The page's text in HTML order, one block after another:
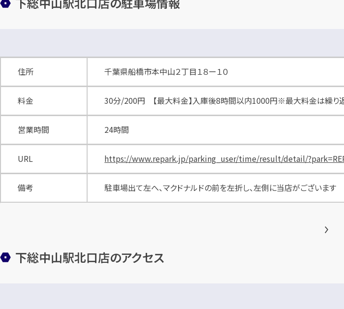
住所 千葉県船橋市本中山２丁目１８ー１０
料金 30分/200円 【最大料金】入庫後8時間以内1000円※最大料金は繰り
営業時間 24時間
URL https://www.repark.jp/parking_user/time/result/detail/
備考 駐車場出て左へ、マクドナルドの前を左折し、左側に当店がございます
下総中山駅北口店のアクセス